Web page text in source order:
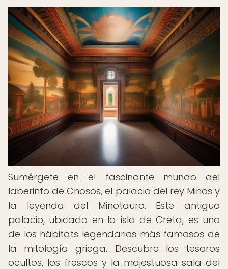
Sumérgete en el fascinante mundo del
laberinto de Cnosos, el palacio del rey Minos y
la leyenda del Minotauro. Este antiguo
palacio, ubicado en la isla de Creta, es uno
de los hábitats legendarios más famosos de
la mitología griega. Descubre los tesoros
ocultos, los frescos y la majestuosa sala del